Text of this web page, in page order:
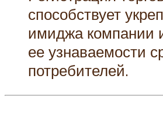
способствует
имиджа
ее узнаваемости
потребителей.